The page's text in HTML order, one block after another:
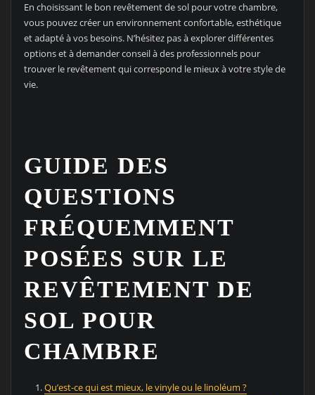
En choisissant le bon revêtement de sol pour votre chambre,
vous pouvez créer un environnement confortable, esthétique
et adapté à vos besoins. N’hésitez pas à explorer différentes
options et à demander conseil à des professionnels pour
trouver le revêtement qui correspond le mieux à votre style de
vie.
GUIDE DES
QUESTIONS
FRÉQUEMMENT
POSÉES SUR LE
REVÊTEMENT DE
SOL POUR
CHAMBRE
Qu’est-ce qui est mieux, le vinyle ou le linoléum ?